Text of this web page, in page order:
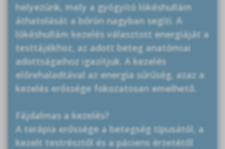
helyezünk, mely a gyógyító lökéshullám
áthatolását a bőrön nagyban segíti. A
lökéshullám kezelés választott energiáját a
testtájékhoz, az adott beteg anatómiai
adottságaihoz igazítjuk. A kezelés
előrehaladtával az energia sűrűség, azaz a
kezelés erőssége fokozatosan emelhető.
Fájdalmas a kezelés?
A terápia erőssége a betegség típusától, a
kezelt testrésztől és a páciens érzetétől